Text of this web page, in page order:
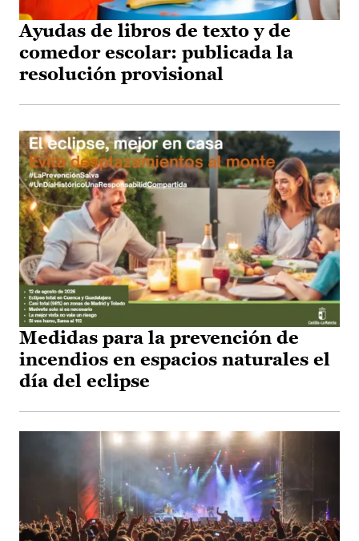
Ayudas de libros de texto y de
comedor escolar: publicada la
resolución provisional
Medidas para la prevención de
incendios en espacios naturales el
día del eclipse